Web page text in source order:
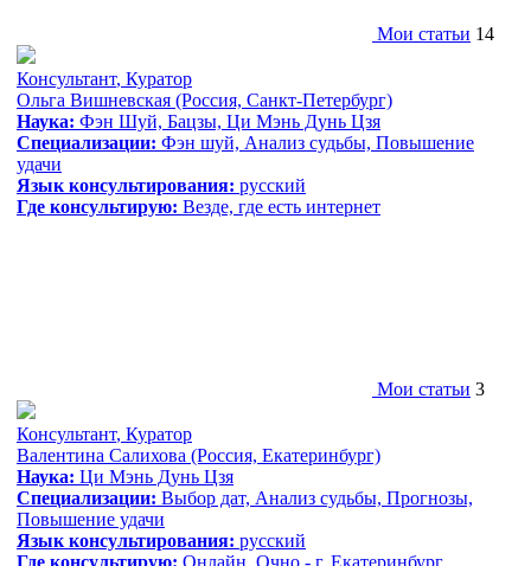
Мои статьи 14
Консультант, Куратор
Ольга Вишневская (Россия, Санкт-Петербург)
Наука: Фэн Шуй, Бацзы, Ци Мэнь Дунь Цзя
Специализации: Фэн шуй, Анализ судьбы, Повышение
удачи
Язык консультирования: русский
Где консультирую: Везде, где есть интернет
Мои статьи 3
Консультант, Куратор
Валентина Салихова (Россия, Екатеринбург)
Наука: Ци Мэнь Дунь Цзя
Специализации: Выбор дат, Анализ судьбы, Прогнозы,
Повышение удачи
Язык консультирования: русский
Где консультирую: Онлайн. Очно - г. Екатеринбург